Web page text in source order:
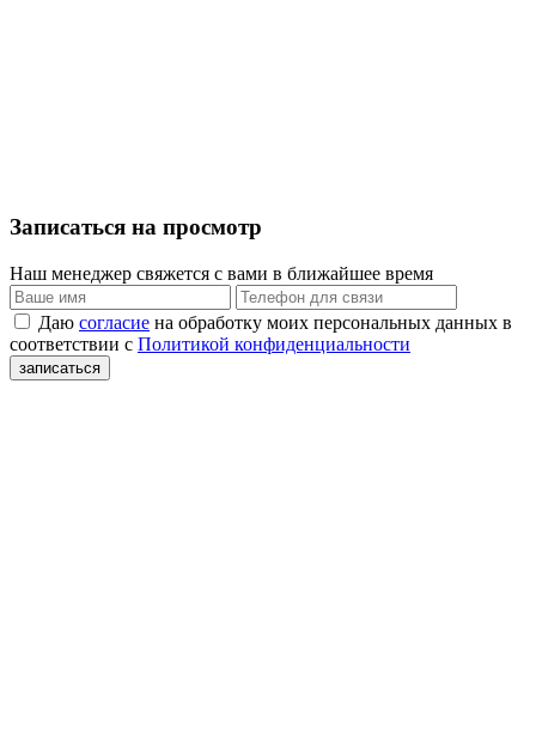
Записаться на просмотр
Наш менеджер свяжется с вами в ближайшее время
Даю согласие на обработку моих персональных данных в
соответствии с Политикой конфиденциальности